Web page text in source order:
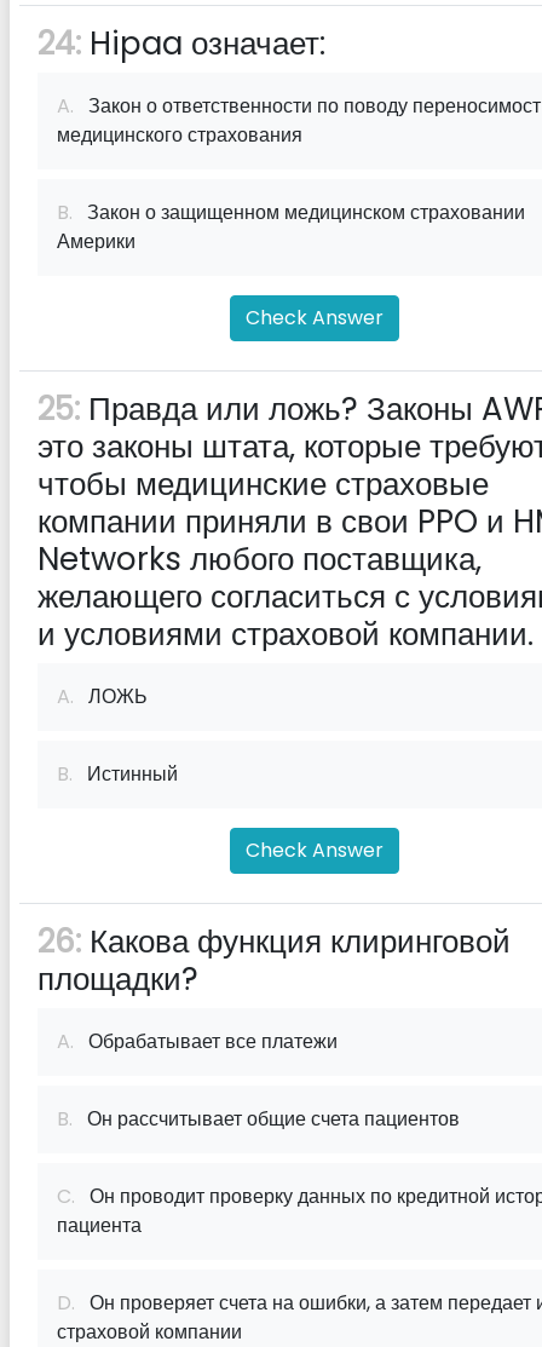
24: Hipaa означает:
A. Закон о ответственности по поводу
медицинского страхования
B. Закон о защищенном медицинском страховании
Америки
Check Answer
25: Правда или ложь? Законы
это законы штата, которые
чтобы медицинские страховые
компании приняли в свои PPO и
Networks любого поставщика,
желающего согласиться с
и условиями страховой компании.
A. ЛОЖЬ
B. Истинный
Check Answer
26: Какова функция клиринговой
площадки?
A. Обрабатывает все платежи
B. Он рассчитывает общие счета пациентов
C. Он проводит проверку данных по кредитной
пациента
D. Он проверяет счета на ошибки, а затем передает
страховой компании